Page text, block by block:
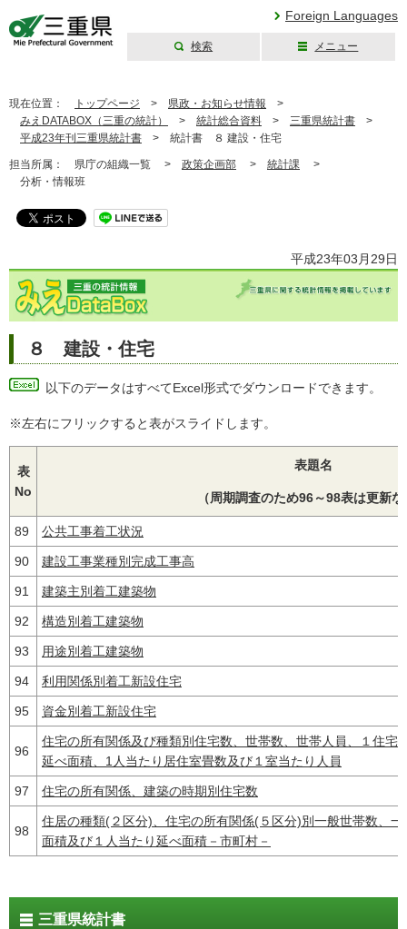
Foreign Languages
検索 メニュー
現在位置： トップページ > 県政・お知らせ情報 >
みえDATABOX（三重の統計）
> 統計総合資料 > 三重県統計書 >
平成23年刊三重県統計書 > 統計書 ８ 建設・住宅
担当所属： 県庁の組織一覧 > 政策企画部 > 統計課 >
分析・情報班
平成23年03月29日
８ 建設・住宅
以下のデータはすべてExcel形式でダウンロードできます。
※左右にフリックすると表がスライドします。
表
No
表題名
（周期調査のため96～98表は更新
89 公共工事着工状況
90 建設工事業種別完成工事高
91 建築主別着工建築物
92 構造別着工建築物
93 用途別着工建築物
94 利用関係別着工新設住宅
95 資金別着工新設住宅
96
住宅の所有関係及び種類別住宅数、世帯数、世帯人員、１住宅
延べ面積、1人当たり居住室畳数及び１室当たり人員
97 住宅の所有関係、建築の時期別住宅数
98
住居の種類(２区分)、住宅の所有関係(５区分)別一般世帯数、
面積及び１人当たり延べ面積－市町村－
三重県統計書